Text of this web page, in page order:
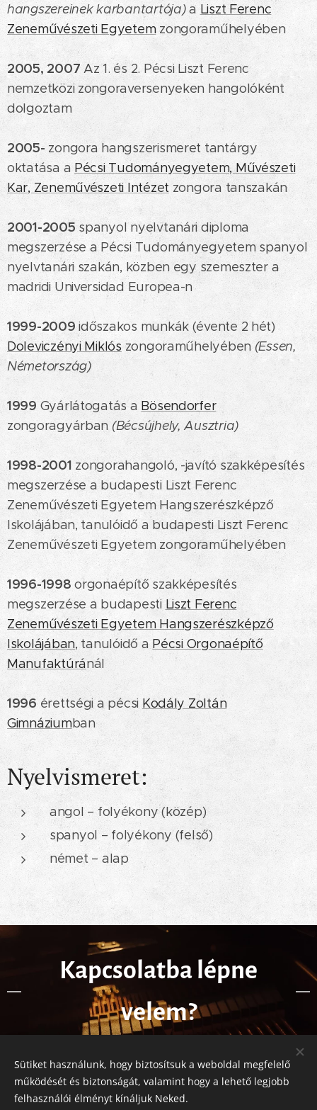
hangszereinek karbantartója)a Liszt Ferenc
Zeneművészeti Egyetemzongoraműhelyében
2005, 2007 Az 1. és 2. Pécsi Liszt Ferenc
nemzetközi zongoraversenyeken hangolóként
dolgoztam
2005- zongora hangszerismeret tantárgy
oktatása a Pécsi Tudományegyetem, Művészeti
Kar, Zeneművészeti Intézetzongora tanszakán
2001-2005 spanyol nyelvtanári diploma
megszerzése a Pécsi Tudományegyetem spanyol
nyelvtanári szakán, közben egy szemeszter a
madridi Universidad Europea-n
1999-2009 időszakos munkák (évente 2 hét)
Doleviczényi Miklós zongoraműhelyében (Essen,
Németország)
1999 Gyárlátogatás a Bösendorfer
zongoragyárban (Bécsújhely, Ausztria)
1998-2001 zongorahangoló, -javító szakképesítés
megszerzése a budapesti Liszt Ferenc
Zeneművészeti Egyetem Hangszerészképző
Iskolájában, tanulóidő a budapesti Liszt Ferenc
Zeneművészeti Egyetem zongoraműhelyében
1996-1998 orgonaépítő szakképesítés
megszerzése a budapesti Liszt Ferenc
Zeneművészeti Egyetem Hangszerészképző
Iskolájában, tanulóidő a Pécsi Orgonaépítő
Manufaktúránál
1996 érettségi a pécsi Kodály Zoltán
Gimnáziumban
Nyelvismeret:
angol – folyékony (közép)
spanyol – folyékony (felső)
német – alap
Kapcsolatba lépne
velem?
+36 20 280 4186
Sütiket használunk, hogy biztosítsuk a weboldal megfelelő
működését és biztonságát, valamint hogy a lehető legjobb
felhasználói élményt kínáljuk Neked.